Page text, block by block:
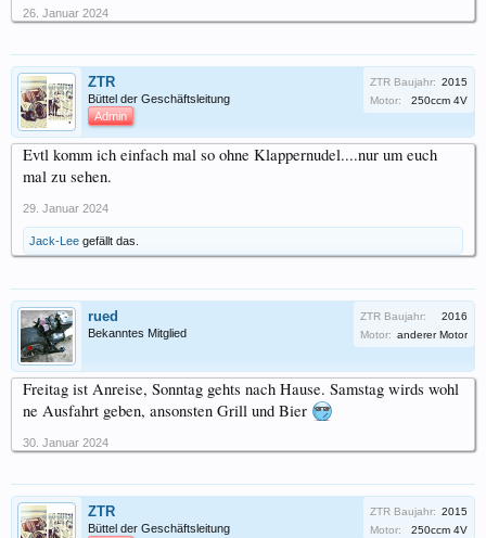
26. Januar 2024
ZTR
Büttel der Geschäftsleitung
Admin
ZTR Baujahr: 2015
Motor:
250ccm 4V
Evtl komm ich einfach mal so ohne Klappernudel....nur um euch
mal zu sehen.
29. Januar 2024
Jack-Lee gefällt das.
rued
Bekanntes Mitglied
ZTR Baujahr:
2016
Motor: anderer Motor
Freitag ist Anreise, Sonntag gehts nach Hause. Samstag wirds wohl
ne Ausfahrt geben, ansonsten Grill und Bier
30. Januar 2024
ZTR
Büttel der Geschäftsleitung
ZTR Baujahr: 2015
Motor:
250ccm 4V